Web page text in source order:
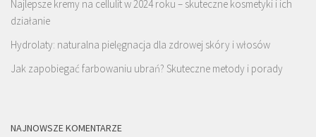
Najlepsze kremy na cellulit w 2024 roku – skuteczne kosmetyki i ich
działanie
Hydrolaty: naturalna pielęgnacja dla zdrowej skóry i włosów
Jak zapobiegać farbowaniu ubrań? Skuteczne metody i porady
NAJNOWSZE KOMENTARZE